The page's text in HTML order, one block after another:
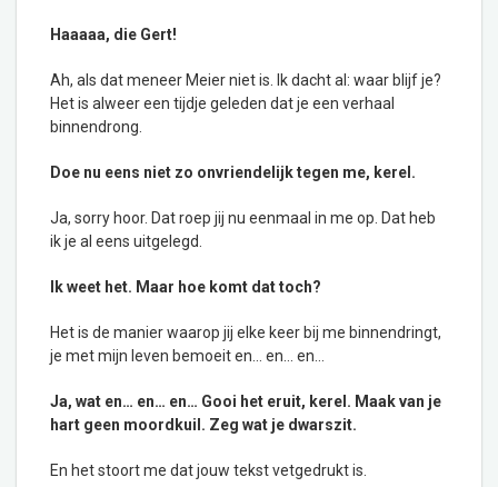
Haaaaa, die Gert!
Ah, als dat meneer Meier niet is. Ik dacht al: waar blijf je?
Het is alweer een tijdje geleden dat je een verhaal
binnendrong.
Doe nu eens niet zo onvriendelijk tegen me, kerel.
Ja, sorry hoor. Dat roep jij nu eenmaal in me op. Dat heb
ik je al eens uitgelegd.
Ik weet het. Maar hoe komt dat toch?
Het is de manier waarop jij elke keer bij me binnendringt,
je met mijn leven bemoeit en… en… en…
Ja, wat en… en… en… Gooi het eruit, kerel. Maak van je
hart geen moordkuil. Zeg wat je dwarszit.
En het stoort me dat jouw tekst vetgedrukt is.